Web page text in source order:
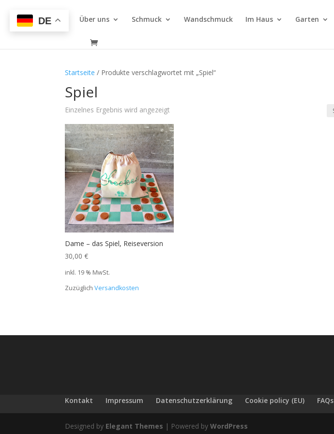
Über uns Schmuck Wandschmuck Im Haus Garten
Startseite / Produkte verschlagwortet mit „Spiel“
Spiel
Einzelnes Ergebnis wird angezeigt
Dame – das Spiel, Reiseversion
30,00€
inkl. 19 % MwSt.
ZuzüglichVersandkosten
Kontakt Impressum Datenschutzerklärung Cookie policy (EU) FAQs
Designed by Elegant Themes | Powered byWordPress
DE